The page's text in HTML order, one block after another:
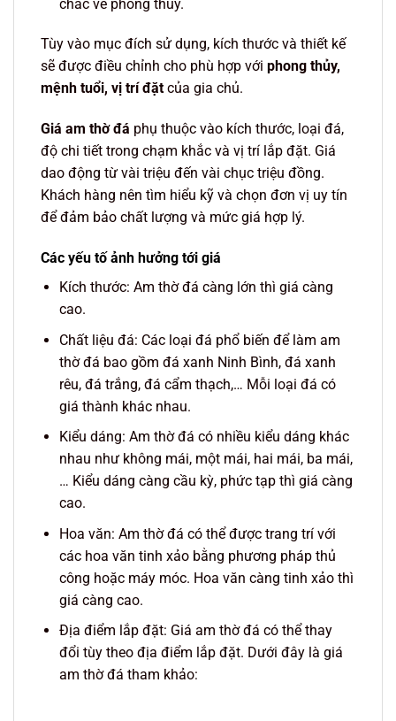
chắc về phong thủy.
Tùy vào mục đích sử dụng, kích thước và thiết kế
sẽ được điều chỉnh cho phù hợp với phong thủy,
mệnh tuổi, vị trí đặt của gia chủ.
Giá am thờ đá phụ thuộc vào kích thước, loại đá,
độ chi tiết trong chạm khắc và vị trí lắp đặt. Giá
dao động từ vài triệu đến vài chục triệu đồng.
Khách hàng nên tìm hiểu kỹ và chọn đơn vị uy tín
để đảm bảo chất lượng và mức giá hợp lý.
Các yếu tố ảnh hưởng tới giá
Kích thước: Am thờ đá càng lớn thì giá càng
cao.
Chất liệu đá: Các loại đá phổ biến để làm am
thờ đá bao gồm đá xanh Ninh Bình, đá xanh
rêu, đá trắng, đá cẩm thạch,… Mỗi loại đá có
giá thành khác nhau.
Kiểu dáng: Am thờ đá có nhiều kiểu dáng khác
nhau như không mái, một mái, hai mái, ba mái,
… Kiểu dáng càng cầu kỳ, phức tạp thì giá càng
cao.
Hoa văn: Am thờ đá có thể được trang trí với
các hoa văn tinh xảo bằng phương pháp thủ
công hoặc máy móc. Hoa văn càng tinh xảo thì
giá càng cao.
Địa điểm lắp đặt: Giá am thờ đá có thể thay
đổi tùy theo địa điểm lắp đặt. Dưới đây là giá
am thờ đá tham khảo: